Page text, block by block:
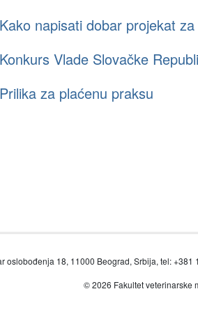
Kako napisati dobar projekat
Konkurs Vlade Slovačke
Prilika za plaćenu praksu
oslobođenja 18, 11000 Beograd, Srbija, tel: +381
© 2026 Fakultet veterinarske